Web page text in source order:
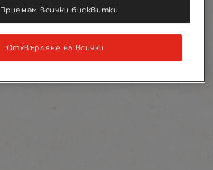
Отхвърляне на всички
Приемам всички бисквитки